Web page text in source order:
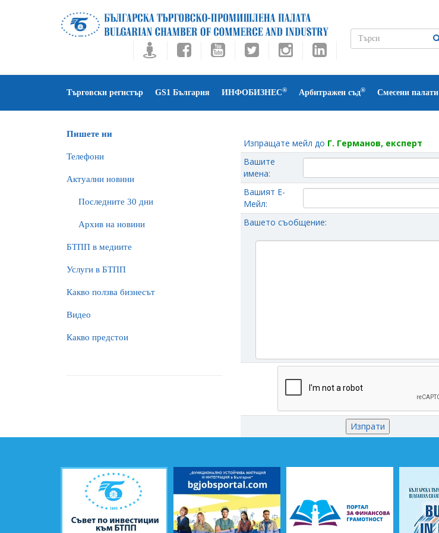
Търговски регистър GS1 България ИНФОБИЗНЕС® Арбитражен съд® Смесени палати
Пишете ни
Телефони
Актуални новини
Последните 30 дни
Архив на новини
БTПП в медиите
Услуги в БТПП
Какво ползва бизнесът
Видео
Какво предстои
Изпращате мейл до Г. Германов, експерт
Вашите
имена:
Вашият Е-
Мейл:
Вашето съобщение: